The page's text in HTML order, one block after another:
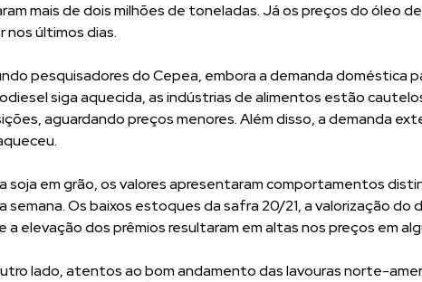
mais de dois milhões de toneladas. Já os preços do óleo
nos últimos dias.
pesquisadores do Cepea, embora a demanda doméstica
siga aquecida, as indústrias de alimentos estão
aguardando preços menores. Além disso, a demanda
soja em grão, os valores apresentaram comportamentos
semana. Os baixos estoques da safra 20/21, a valorização do
a elevação dos prêmios resultaram em altas nos preços em
lado, atentos ao bom andamento das lavouras norte-